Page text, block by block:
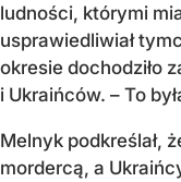
ludności, którymi
usprawiedliwiał
okresie dochodziło
i Ukraińców. – To
Melnyk podkreślał,
mordercą, a